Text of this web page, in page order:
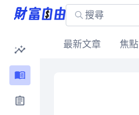
最新文章 焦點